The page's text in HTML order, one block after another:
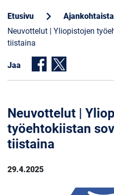
Etusivu chevron_right Ajankohtaista
Neuvottelut | Yliopistojen
tiistaina
Jaa
Neuvottelut |
työehtokiistan
tiistaina
29.4.2025